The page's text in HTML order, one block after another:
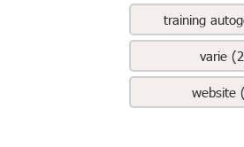
training
varie
website